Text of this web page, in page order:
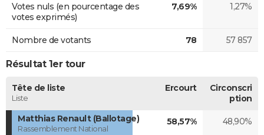
Votes nuls (en pourcentage des
votes exprimés)
7,69% 1,27%
Nombre de votants 78 57 857
Résultat 1er tour
Tête de liste
Liste
Ercourt
Circonscri
ption
Matthias Renault (Ballotage)
Rassemblement National
58,57% 48,90%